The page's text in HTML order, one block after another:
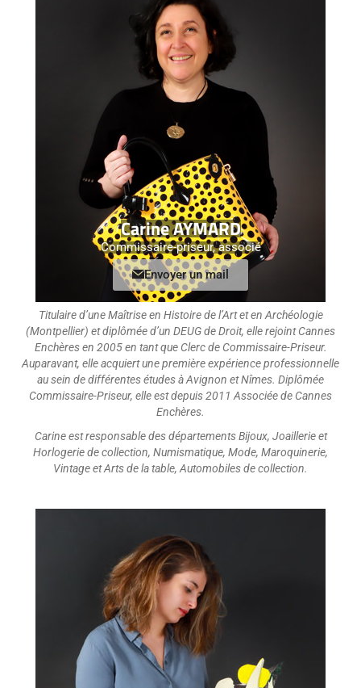
Carine AYMARD
Commissaire-priseur, associé
Envoyer un mail
Titulaire d’une Maîtrise en Histoire de l’Art et en Archéologie
(Montpellier) et diplômée d’un DEUG de Droit, elle rejoint Cannes
Enchères en 2005 en tant que Clerc de Commissaire-Priseur.
Auparavant, elle acquiert une première expérience professionnelle
au sein de différentes études à Avignon et Nîmes. Diplômée
Commissaire-Priseur, elle est depuis 2011 Associée de Cannes
Enchères.
Carine est responsable des départements Bijoux, Joaillerie et
Horlogerie de collection, Numismatique, Mode, Maroquinerie,
Vintage et Arts de la table, Automobiles de collection.